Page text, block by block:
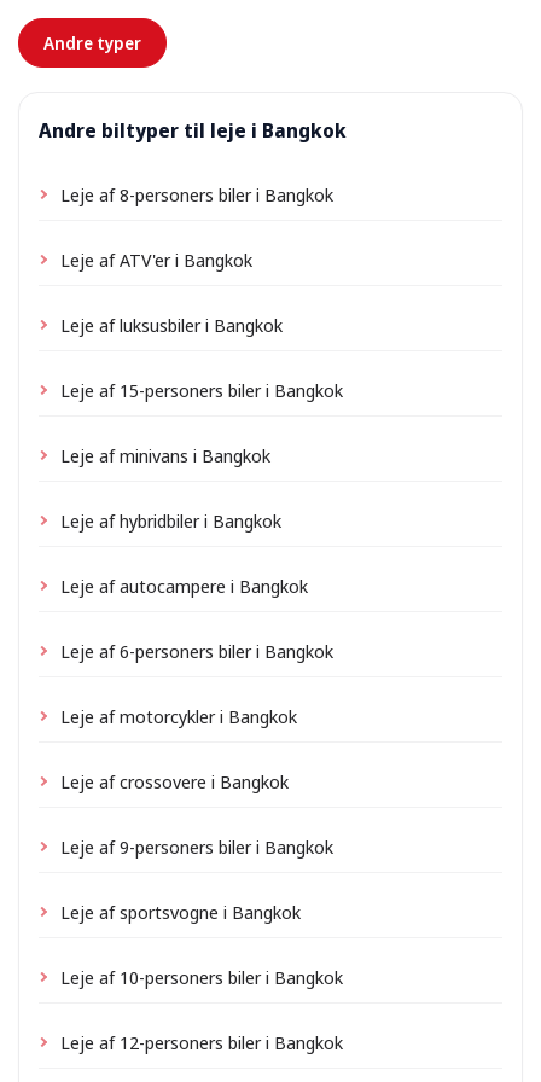
forhånd.
Andre typer
Andre biltyper til leje i Bangkok
Leje af 8-personers biler i Bangkok
Leje af ATV'er i Bangkok
Leje af luksusbiler i Bangkok
Leje af 15-personers biler i Bangkok
Leje af minivans i Bangkok
Leje af hybridbiler i Bangkok
Leje af autocampere i Bangkok
Leje af 6-personers biler i Bangkok
Leje af motorcykler i Bangkok
Leje af crossovere i Bangkok
Leje af 9-personers biler i Bangkok
Leje af sportsvogne i Bangkok
Leje af 10-personers biler i Bangkok
Leje af 12-personers biler i Bangkok